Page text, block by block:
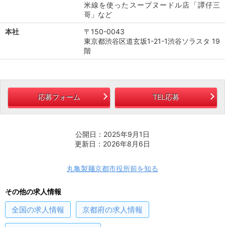
米線を使ったスープヌードル店「譚仔三
哥」など
本社
〒150-0043
東京都渋谷区道玄坂1-21-1渋谷ソラスタ 19
階
応募フォーム TEL応募
公開日：2025年9月1日
更新日：2026年8月6日
丸亀製麺京都市役所前を知る
その他の求人情報
全国の求人情報 京都府の求人情報